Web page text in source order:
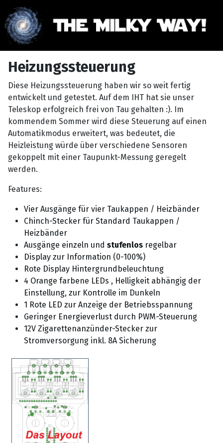
Heizungssteuerung
Diese Heizungssteuerung haben wir so weit fertig
entwickelt und getestet. Auf dem IHT hat sie unser
Teleskop erfolgreich frei von Tau gehalten :). Im
kommendem Sommer wird diese Steuerung auf einen
Automatikmodus erweitert, was bedeutet, die
Heizleistung würde über verschiedene Sensoren
gekoppelt mit einer Taupunkt-Messung geregelt
werden.
Features:
Vier Ausgänge für vier Taukappen / Heizbänder
Chinch-Stecker für Standard Taukappen /
Heizbänder
Ausgänge einzeln und stufenlos regelbar
Display zur Information (0-100%)
Rote Display Hintergrundbeleuchtung
4 Orange farbene LEDs , Helligkeit abhängig der
Einstellung, zur Kontrolle im Dunkeln
1 Rote LED zur Anzeige der Betriebsspannung
Geringer Energieverlust durch PWM-Steuerung
12V Zigarettenanzünder-Stecker zur
Stromversorgung inkl. 8A Sicherung